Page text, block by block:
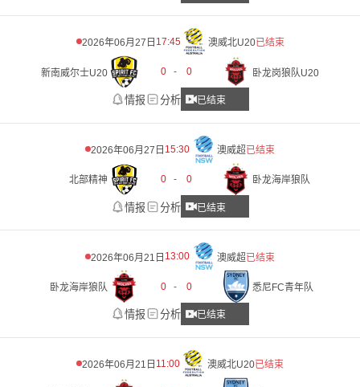
2026年06月27日 17:45 澳威北U20已结束
新南威尔士U20 0 - 0 卧龙岗狼队U20
情报 分析 已结束
2026年06月27日 15:30 澳威超已结束
北部精神 0 - 0 卧龙海岸狼队
情报 分析 已结束
2026年06月21日 13:00 澳威超已结束
卧龙海岸狼队 0 - 0 悉尼FC青年队
情报 分析 已结束
2026年06月21日 11:00 澳威北U20已结束